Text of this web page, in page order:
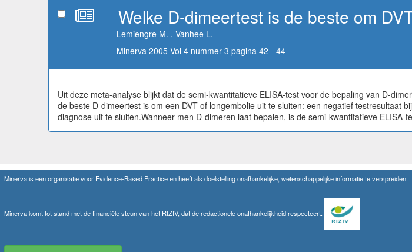
Welke D-dimeertest is de beste om
Lemiengre M. , Vanhee L.
Minerva 2005 Vol 4 nummer 3 pagina 42 - 44
Uit deze meta-analyse blijkt dat de semi-kwantitatieve ELISA-test voor de bepaling van D-
de beste D-dimeertest is om een DVT of longembolie uit te sluiten: een negatief testresultaat
diagnose uit te sluiten.Wanneer men D-dimeren laat bepalen, is de semi-kwantitatieve ELISA-
Minerva is een organisatie voor Evidence-Based Practice en heeft als doelstelling onafhankelijke, wetenschappelijke informatie te verspreiden.
Minerva komt tot stand met de financiële steun van het RIZIV, dat de redactionele onafhankelijkheid respecteert.